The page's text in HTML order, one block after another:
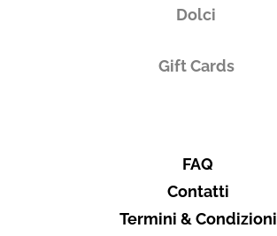
La cantina richiede un ordine minimo di 6 bottiglie
Italia
Subtotale0,00 €
Dolci
Gift Cards
FAQ
Contatti
Termini & Condizioni